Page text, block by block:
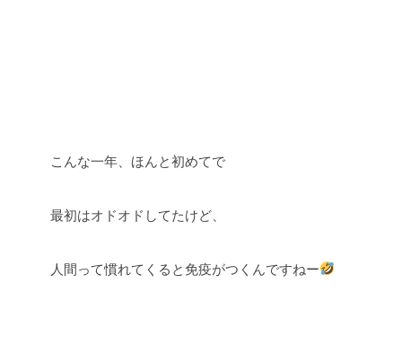
こんな一年、ほんと初めてで
最初はオドオドしてたけど、
人間って慣れてくると免疫がつくんですねー